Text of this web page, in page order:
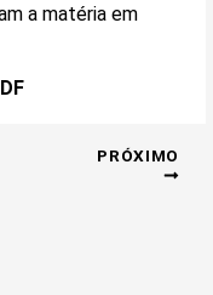
a matéria em
PRÓXIMO